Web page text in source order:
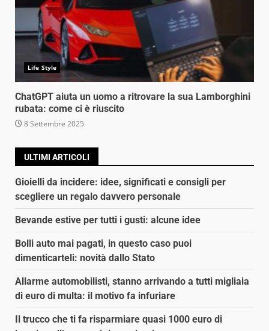
Life Style
ChatGPT aiuta un uomo a ritrovare la sua Lamborghini
rubata: come ci è riuscito
8 Settembre 2025
ULTIMI ARTICOLI
Gioielli da incidere: idee, significati e consigli per
scegliere un regalo davvero personale
Bevande estive per tutti i gusti: alcune idee
Bolli auto mai pagati, in questo caso puoi
dimenticarteli: novità dallo Stato
Allarme automobilisti, stanno arrivando a tutti migliaia
di euro di multa: il motivo fa infuriare
Il trucco che ti fa risparmiare quasi 1000 euro di